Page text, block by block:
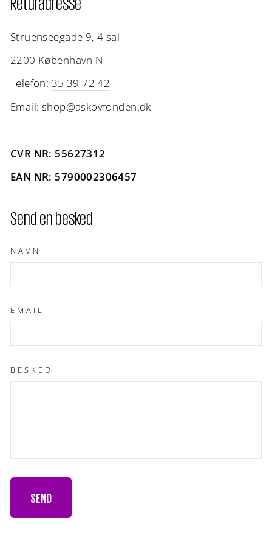
Struenseegade 9, 4 sal
2200 København N
Telefon: 35 39 72 42
Email: shop@askovfonden.dk
CVR NR: 55627312
EAN NR: 5790002306457
Send en besked
NAVN
EMAIL
BESKED
SEND
'